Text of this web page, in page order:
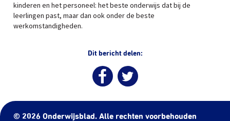
kinderen en het personeel: het beste onderwijs dat bij de
leerlingen past, maar dan ook onder de beste
werkomstandigheden.
Dit bericht delen:
© 2026 Onderwijsblad. Alle rechten voorbehouden